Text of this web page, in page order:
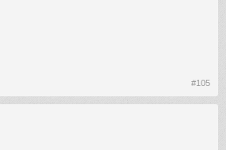
#105